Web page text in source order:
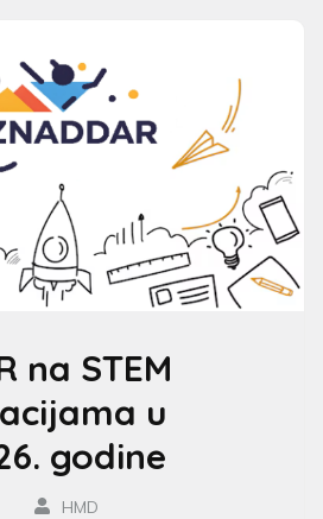
na STEM
u
godine
HMD